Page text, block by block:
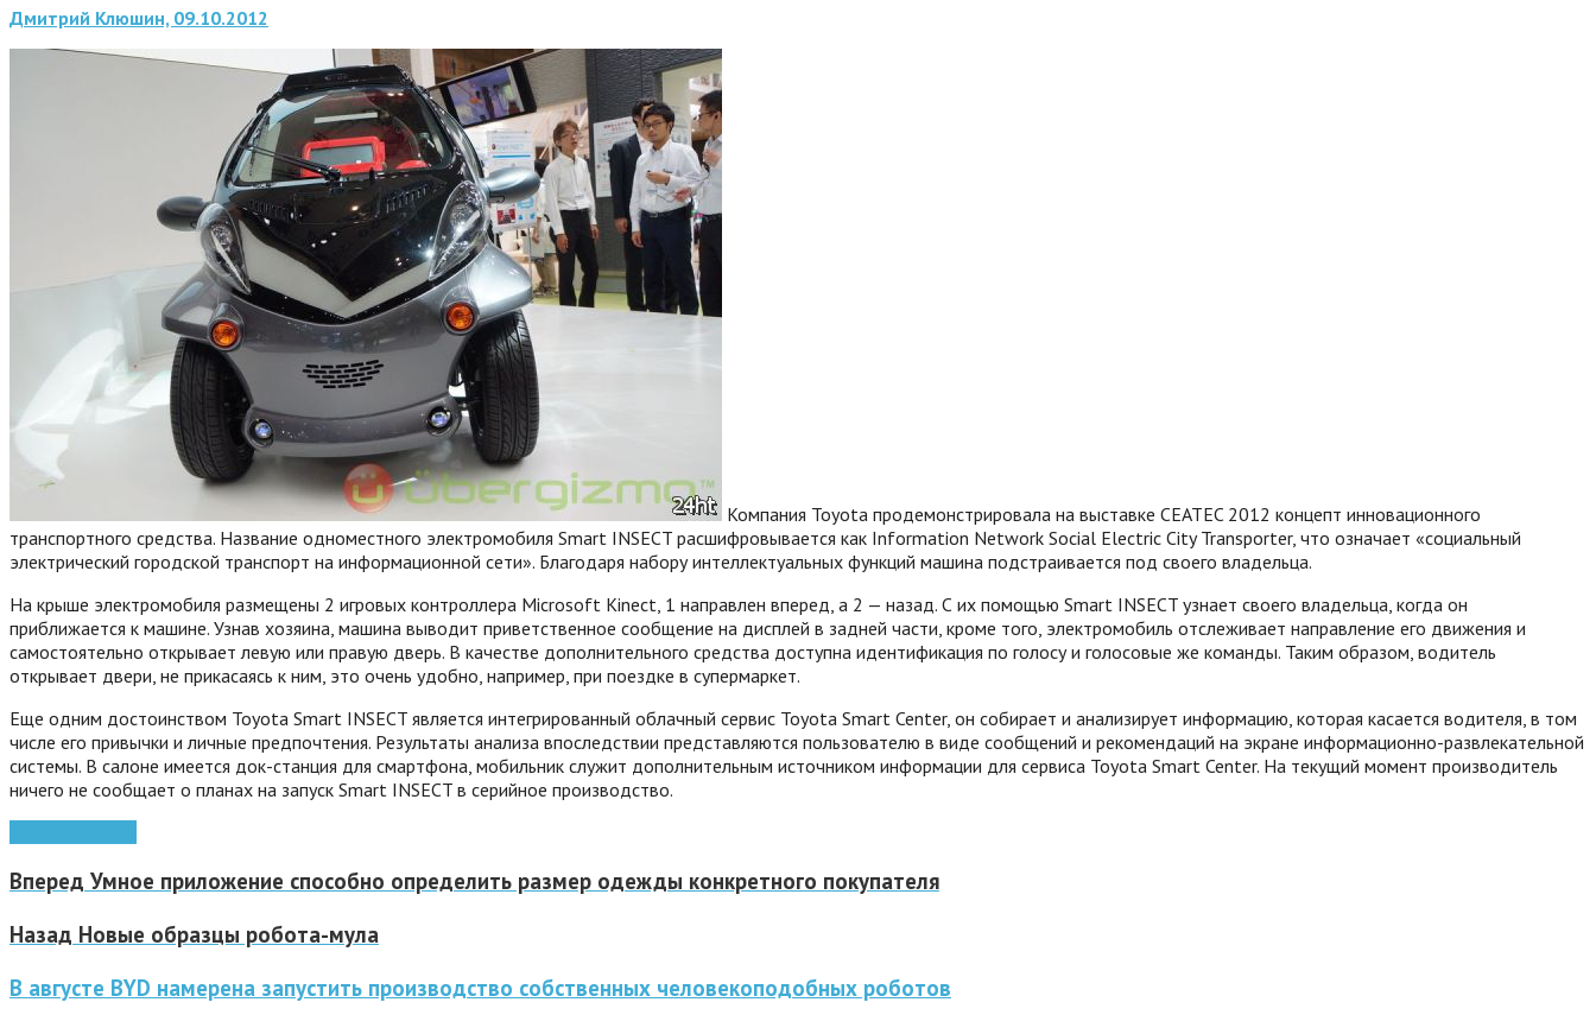
Дмитрий Клюшин, 09.10.2012
Компания Toyota продемонстрировала на выставке CEATEC 2012 концепт инновационного
транспортного средства. Название одноместного электромобиля Smart INSECT расшифровывается как Information Network Social Electric City Transporter, что означает «социальный
электрический городской транспорт на информационной сети». Благодаря набору интеллектуальных функций машина подстраивается под своего владельца.
На крыше электромобиля размещены 2 игровых контроллера Microsoft Kinect, 1 направлен вперед, а 2 — назад. С их помощью Smart INSECT узнает своего владельца, когда он
приближается к машине. Узнав хозяина, машина выводит приветственное сообщение на дисплей в задней части, кроме того, электромобиль отслеживает направление его движения и
самостоятельно открывает левую или правую дверь. В качестве дополнительного средства доступна идентификация по голосу и голосовые же команды. Таким образом, водитель
открывает двери, не прикасаясь к ним, это очень удобно, например, при поездке в супермаркет.
Еще одним достоинством Toyota Smart INSECT является интегрированный облачный сервис Toyota Smart Center, он собирает и анализирует информацию, которая касается водителя, в том
числе его привычки и личные предпочтения. Результаты анализа впоследствии представляются пользователю в виде сообщений и рекомендаций на экране информационно-развлекательной
системы. В салоне имеется док-станция для смартфона, мобильник служит дополнительным источником информации для сервиса Toyota Smart Center. На текущий момент производитель
ничего не сообщает о планах на запуск Smart INSECT в серийное производство.
Вперед Умное приложение способно определить размер одежды конкретного покупателя
Назад Новые образцы робота-мула
В августе BYD намерена запустить производство собственных человекоподобных роботов